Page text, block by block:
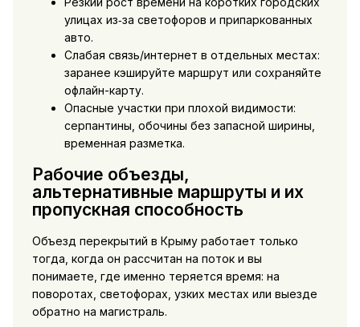
улицах из‑за светофоров и припаркованных
авто.
Слабая связь/интернет в отдельных местах:
заранее кэшируйте маршрут или сохраняйте
офлайн-карту.
Опасные участки при плохой видимости:
серпантины, обочины без запасной ширины,
временная разметка.
Рабочие объезды,
альтернативные маршруты и их
пропускная способность
Объезд перекрытий в Крыму работает только
тогда, когда он рассчитан на поток и вы
понимаете, где именно теряется время: на
поворотах, светофорах, узких местах или выезде
обратно на магистраль.